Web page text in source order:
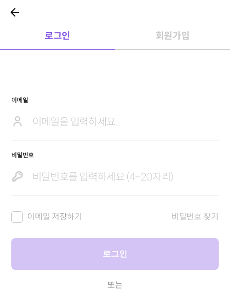
로그인 회원가입
이메일
비밀번호
이메일 저장하기 비밀번호 찾기
로그인
또는